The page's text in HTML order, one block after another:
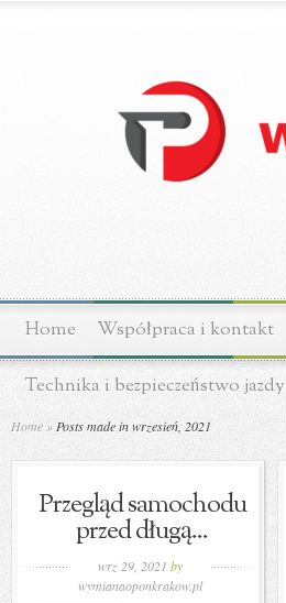
Home Współpraca i kontakt
Technika i bezpieczeństwo jazdy
Home » Posts made in wrzesień, 2021
Przegląd samochodu
przed długą...
wrz 29, 2021 by
wymianaoponkrakow.pl